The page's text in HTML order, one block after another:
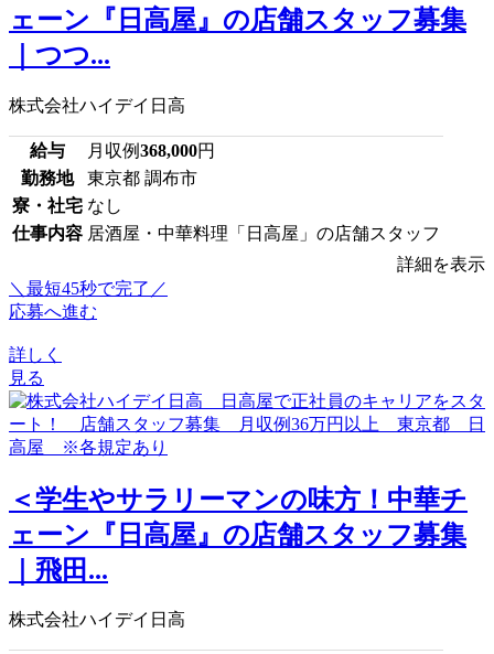
ェーン『日高屋』の店舗スタッフ募集
｜つつ...
株式会社ハイデイ日高
給与 月収例368,000円
勤務地
東京都 調布市
寮・社宅 なし
仕事内容 居酒屋・中華料理「日高屋」の店舗スタッフ
詳細を表示
＼最短45秒で完了／
応募へ進む
詳しく
見る
＜学生やサラリーマンの味方！中華チ
ェーン『日高屋』の店舗スタッフ募集
｜飛田...
株式会社ハイデイ日高